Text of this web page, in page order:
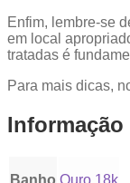
Enfim, lembre-se
em local
tratadas é
Para mais dicas,